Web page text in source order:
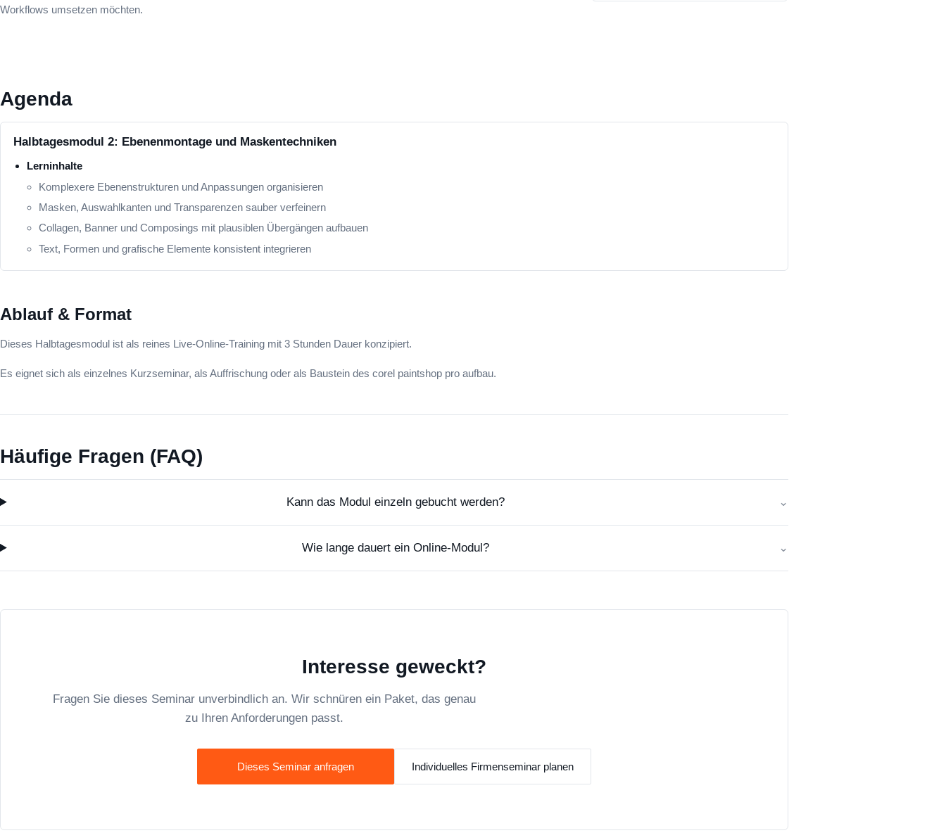
Workflows umsetzen möchten.
Agenda
Halbtagesmodul 2: Ebenenmontage und Maskentechniken
Lerninhalte
Komplexere Ebenenstrukturen und Anpassungen organisieren
Masken, Auswahlkanten und Transparenzen sauber verfeinern
Collagen, Banner und Composings mit plausiblen Übergängen aufbauen
Text, Formen und grafische Elemente konsistent integrieren
Ablauf & Format
Dieses Halbtagesmodul ist als reines Live-Online-Training mit 3 Stunden Dauer konzipiert.
Es eignet sich als einzelnes Kurzseminar, als Auffrischung oder als Baustein des corel paintshop pro aufbau.
Häufige Fragen (FAQ)
Kann das Modul einzeln gebucht werden?
Wie lange dauert ein Online-Modul?
Interesse geweckt?
Fragen Sie dieses Seminar unverbindlich an. Wir schnüren ein Paket, das genau
zu Ihren Anforderungen passt.
Dieses Seminar anfragen Individuelles Firmenseminar planen